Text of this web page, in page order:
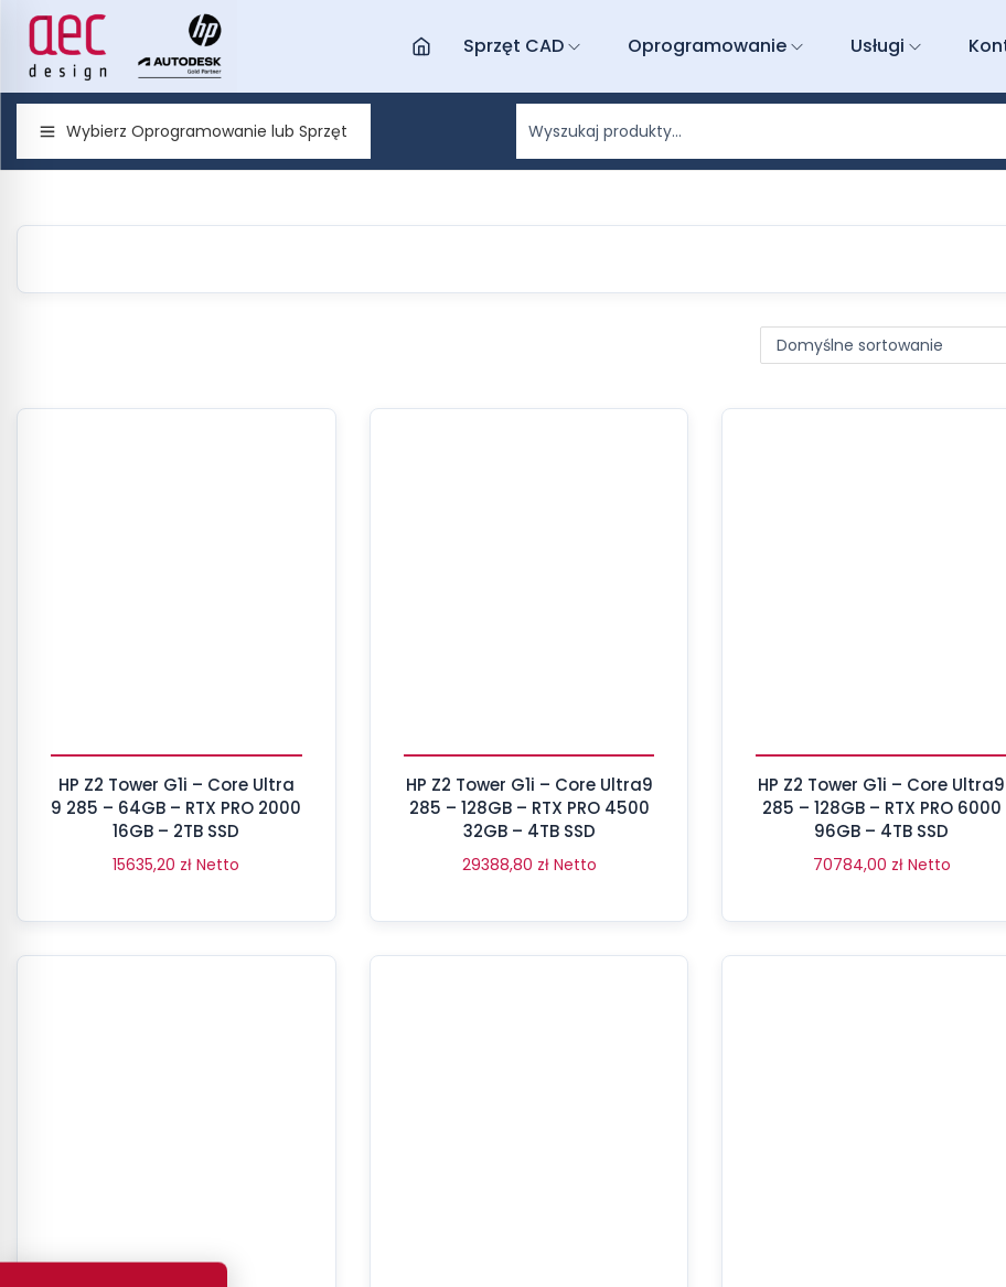
Sprzęt CAD Oprogramowanie Usługi
Wybierz Oprogramowanie lub Sprzęt
HP Z2 Tower G1i – Core Ultra
9 285 – 64GB – RTX PRO 2000
16GB – 2TB SSD
15635,20 zł Netto
HP Z2 Tower G1i – Core Ultra9
285 – 128GB – RTX PRO 4500
32GB – 4TB SSD
29388,80 zł Netto
HP Z2 Tower G1i – Core Ultra9
285 – 128GB – RTX PRO 6000
96GB – 4TB SSD
70784,00 zł Netto